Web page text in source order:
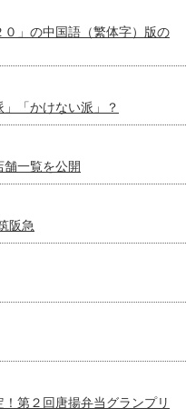
０」の中国語（繁体字）版の
「かけない派」？
一覧を公開
阪急
第２回唐揚弁当グランプリ